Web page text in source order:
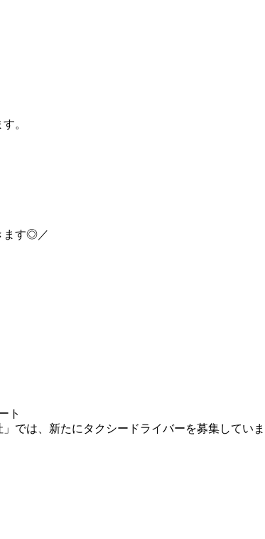
。
ます◎／
ト
では、新たにタクシードライバーを募集してい